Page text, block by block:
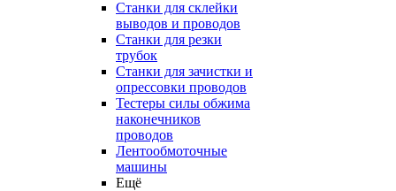
Станки для склейки
выводов и проводов
Станки для резки
трубок
Станки для зачистки и
опрессовки проводов
Тестеры силы обжима
наконечников
проводов
Лентообмоточные
машины
Ещё